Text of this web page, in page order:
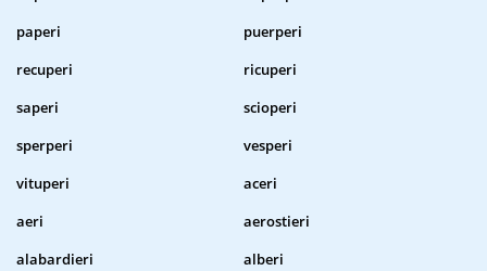
paperi
puerperi
recuperi
ricuperi
saperi
scioperi
sperperi
vesperi
vituperi
aceri
aeri
aerostieri
alabardieri
alberi